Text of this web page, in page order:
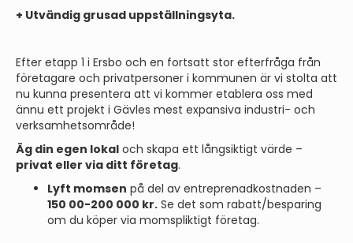
+ Utvändig grusad uppställningsyta.
Efter etapp 1 i Ersbo och en fortsatt stor efterfråga från
företagare och privatpersoner i kommunen är vi stolta att
nu kunna presentera att vi kommer etablera oss med
ännu ett projekt i Gävles mest expansiva industri- och
verksamhetsområde!
Äg din egen lokal och skapa ett långsiktigt värde –
privat eller via ditt företag.
Lyft momsen på del av entreprenadkostnaden –
150 00-200 000 kr. Se det som rabatt/besparing
om du köper via momspliktigt företag.